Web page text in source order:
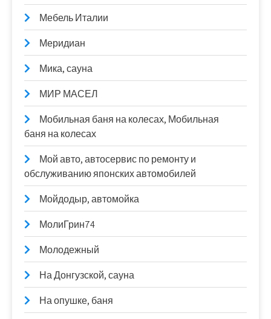
Мебель Италии
Меридиан
Мика, сауна
МИР МАСЕЛ
Мобильная баня на колесах, Мобильная
баня на колесах
Мой авто, автосервис по ремонту и
обслуживанию японских автомобилей
Мойдодыр, автомойка
МолиГрин74
Молодежный
На Донгузской, сауна
На опушке, баня